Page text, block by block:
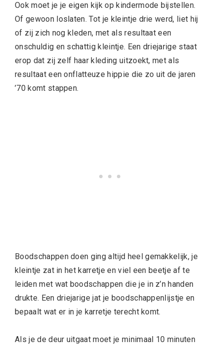
Ook moet je je eigen kijk op kindermode bijstellen.
Of gewoon loslaten. Tot je kleintje drie werd, liet hij
of zij zich nog kleden, met als resultaat een
onschuldig en schattig kleintje. Een driejarige staat
erop dat zij zelf haar kleding uitzoekt, met als
resultaat een onflatteuze hippie die zo uit de jaren
’70 komt stappen.
Boodschappen doen ging altijd heel gemakkelijk, je
kleintje zat in het karretje en viel een beetje af te
leiden met wat boodschappen die je in z’n handen
drukte. Een driejarige jat je boodschappenlijstje en
bepaalt wat er in je karretje terecht komt.
Als je de deur uitgaat moet je minimaal 10 minuten